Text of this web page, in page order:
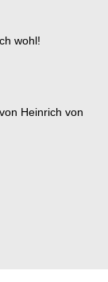
wohl!
von Heinrich von